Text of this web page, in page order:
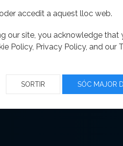
accedit a aquest lloc web.
our site, you acknowledge that
Policy, Privacy Policy, and our
SORTIR SÓC MAJOR